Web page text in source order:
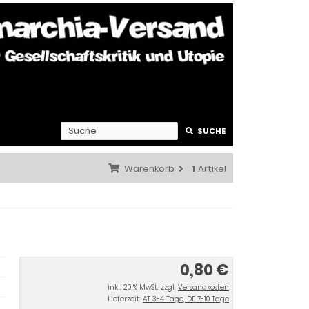
SUCHE
Warenkorb 1 Artikel
0,80 €
inkl. 20 % MwSt. zzgl. Versandkosten
Lieferzeit: AT 3-4 Tage, DE 7-10 Tage